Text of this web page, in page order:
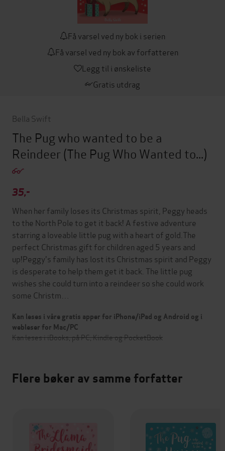
Få varsel ved ny bok i serien
Få varsel ved ny bok av forfatteren
Legg til i ønskeliste
Gratis utdrag
Bella Swift
The Pug who wanted to be a
Reindeer(The Pug Who Wanted to...)
35,-
When her family loses its Christmas spirit, Peggy heads
to the North Pole to get it back! A festive adventure
starring a loveable little pug with a heart of gold.The
perfect Christmas gift for children aged 5 years and
up!Peggy's family has lost its Christmas spirit and Peggy
is desperate to help them get it back. The little pug
wishes she could turn into a reindeer so she could work
some Christm…
Kan leses i våre gratis apper for iPhone/iPad og Android og i
webleser for Mac/PC
Kan leses i iBooks, på PC, Kindle og PocketBook
Flere bøker av samme forfatter